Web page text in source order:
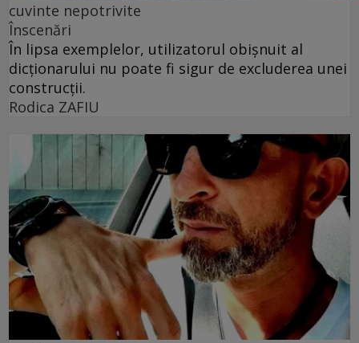
cuvinte nepotrivite
Înscenări
În lipsa exemplelor, utilizatorul obișnuit al
dicționarului nu poate fi sigur de excluderea unei
construcții.
Rodica ZAFIU